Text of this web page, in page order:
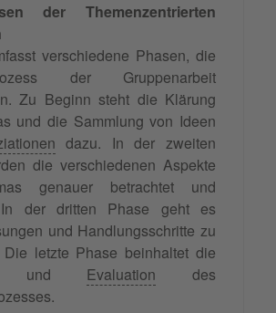
der Themenzentrierten
verschiedene Phasen, die
der Gruppenarbeit
Zu Beginn steht die Klärung
und die Sammlung von Ideen
dazu. In der zweiten
die verschiedenen Aspekte
genauer betrachtet und
In der dritten Phase geht es
und Handlungsschritte zu
Die letzte Phase beinhaltet die
und Evaluation des